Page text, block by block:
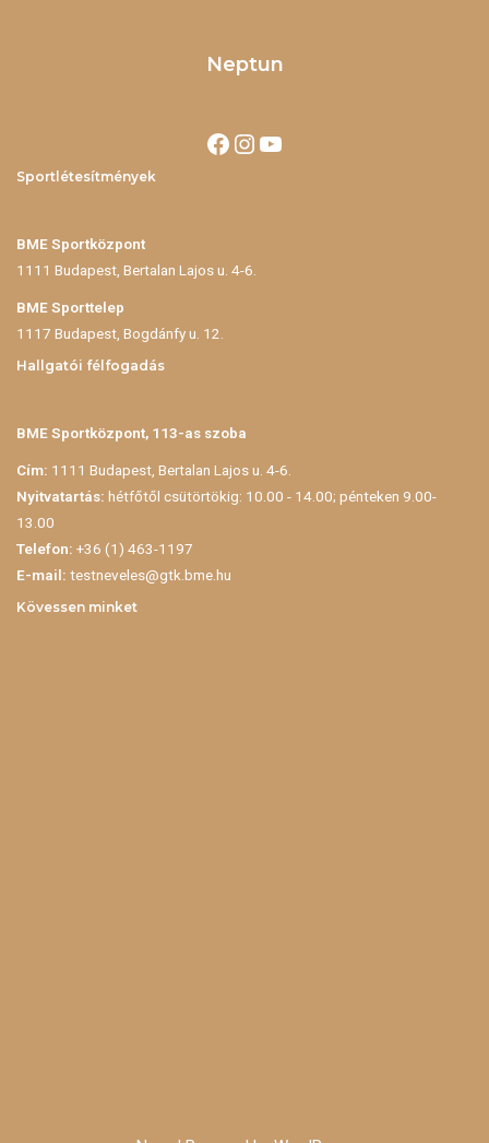
Neptun
Sportlétesítmények
BME Sportközpont
1111 Budapest, Bertalan Lajos u. 4-6.
BME Sporttelep
1117 Budapest, Bogdánfy u. 12.
Hallgatói félfogadás
BME Sportközpont, 113-as szoba
Cím: 1111 Budapest, Bertalan Lajos u. 4-6.
Nyitvatartás: hétfőtől csütörtökig: 10.00 - 14.00; pénteken 9.00-
13.00
Telefon: +36 (1) 463-1197
E-mail: testneveles@gtk.bme.hu
Kövessen minket